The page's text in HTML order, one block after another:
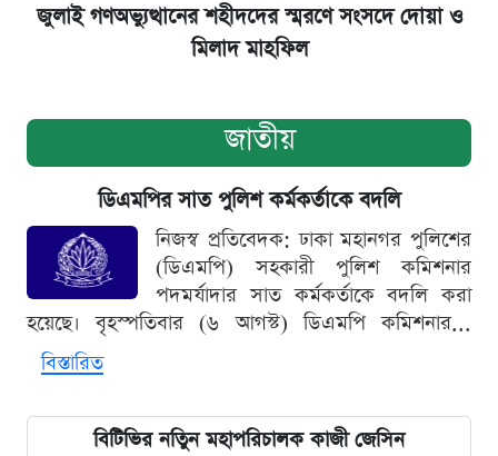
জুলাই গণঅভ্যুত্থানের শহীদদের স্মরণে সংসদে দোয়া ও
মিলাদ মাহফিল
জাতীয়
ডিএমপির সাত পুলিশ কর্মকর্তাকে বদলি
নিজস্ব প্রতিবেদক: ঢাকা মহানগর পুলিশের
(ডিএমপি) সহকারী পুলিশ কমিশনার
পদমর্যাদার সাত কর্মকর্তাকে বদলি করা
হয়েছে। বৃহস্পতিবার (৬ আগস্ট) ডিএমপি কমিশনার...
বিস্তারিত
বিটিভির নতিুন মহাপরিচালক কাজী জেসিন